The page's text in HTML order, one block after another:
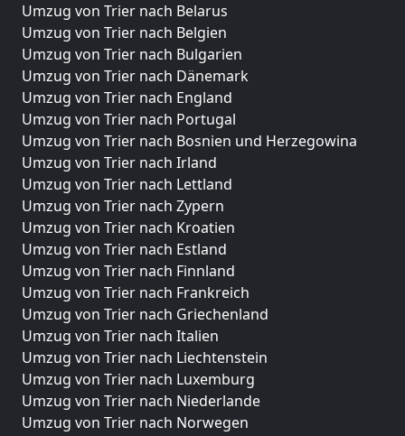
Umzug von Trier nach Belarus
Umzug von Trier nach Belgien
Umzug von Trier nach Bulgarien
Umzug von Trier nach Dänemark
Umzug von Trier nach England
Umzug von Trier nach Portugal
Umzug von Trier nach Bosnien und Herzegowina
Umzug von Trier nach Irland
Umzug von Trier nach Lettland
Umzug von Trier nach Zypern
Umzug von Trier nach Kroatien
Umzug von Trier nach Estland
Umzug von Trier nach Finnland
Umzug von Trier nach Frankreich
Umzug von Trier nach Griechenland
Umzug von Trier nach Italien
Umzug von Trier nach Liechtenstein
Umzug von Trier nach Luxemburg
Umzug von Trier nach Niederlande
Umzug von Trier nach Norwegen